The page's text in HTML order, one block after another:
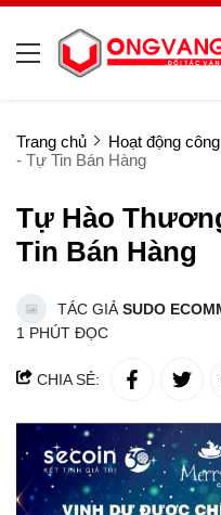
Trang chủ Hoạt động
- Tự Tin Bán Hàng
Tự Hào
Tin Bán Hàng
TÁC GIẢ SUDO
1 PHÚT ĐỌC
CHIA SẺ: